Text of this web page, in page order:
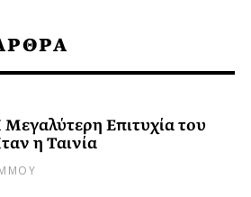
Επιτυχία του
η Ταινία